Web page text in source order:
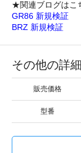
★関連ブログはこ
GR86 新規検証
BRZ 新規検証
その他の詳
販売価格
型番